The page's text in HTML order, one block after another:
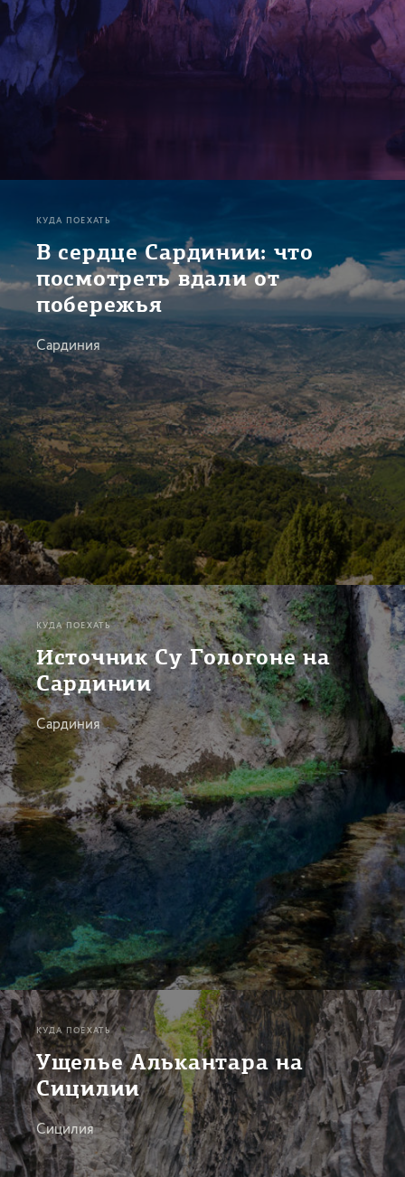
КУДА ПОЕХАТЬ
В сердце Сардинии: что
посмотреть вдали от
побережья
Сардиния
КУДА ПОЕХАТЬ
Источник Су Гологоне на
Сардинии
Сардиния
КУДА ПОЕХАТЬ
Ущелье Алькантара на
Сицилии
Сицилия